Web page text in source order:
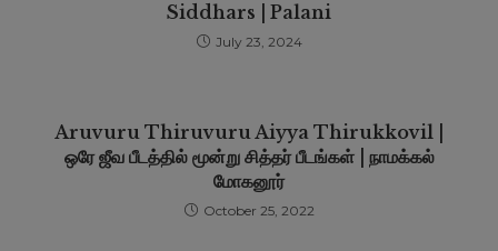
Siddhars | Palani
July 23, 2024
Aruvuru Thiruvuru Aiyya Thirukkovil |
ஒரே ஜீவ பீடத்தில் மூன்று சித்தர் பீடங்கள் | நாமக்கல்
மோகனூர்
October 25, 2022